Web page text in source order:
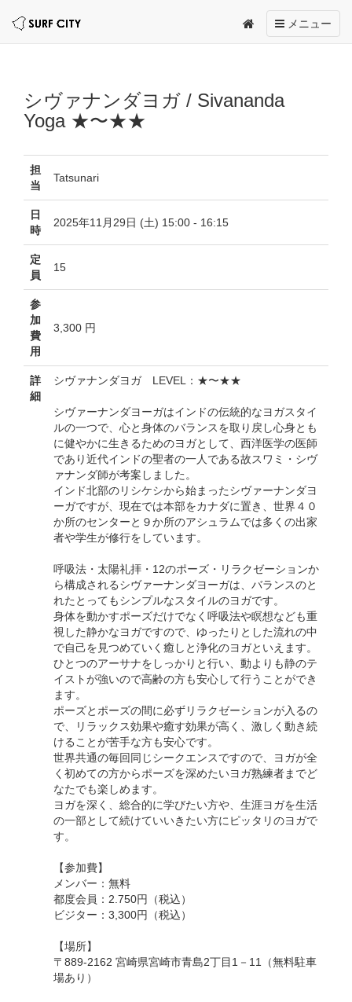
Toggle
navigation
メニュー
シヴァナンダヨガ / Sivananda
Yoga ★〜★★
担
当
Tatsunari
日
時
2025年11月29日 (土) 15:00 - 16:15
定
員
15
参
加
費
用
3,300 円
詳
細
シヴァナンダヨガ LEVEL：★〜★★
シヴァーナンダヨーガはインドの伝統的なヨガスタイ
ルの一つで、心と身体のバランスを取り戻し心身とも
に健やかに生きるためのヨガとして、西洋医学の医師
であり近代インドの聖者の一人である故スワミ・シヴ
ァナンダ師が考案しました。
インド北部のリシケシから始まったシヴァーナンダヨ
ーガですが、現在では本部をカナダに置き、世界４０
か所のセンターと９か所のアシュラムでは多くの出家
者や学生が修行をしています。
呼吸法・太陽礼拝・12のポーズ・リラクゼーションか
ら構成されるシヴァーナンダヨーガは、バランスのと
れたとってもシンプルなスタイルのヨガです。
身体を動かすポーズだけでなく呼吸法や瞑想なども重
視した静かなヨガですので、ゆったりとした流れの中
で自己を見つめていく癒しと浄化のヨガといえます。
ひとつのアーサナをしっかりと行い、動よりも静のテ
イストが強いので高齢の方も安心して行うことができ
ます。
ポーズとポーズの間に必ずリラクゼーションが入るの
で、リラックス効果や癒す効果が高く、激しく動き続
けることが苦手な方も安心です。
世界共通の毎回同じシークエンスですので、ヨガが全
く初めての方からポーズを深めたいヨガ熟練者までど
なたでも楽しめます。
ヨガを深く、総合的に学びたい方や、生涯ヨガを生活
の一部として続けていいきたい方にピッタリのヨガで
す。
【参加費】
メンバー：無料
都度会員：2.750円（税込）
ビジター：3,300円（税込）
【場所】
〒889-2162 宮崎県宮崎市青島2丁目1－11（無料駐車
場あり）